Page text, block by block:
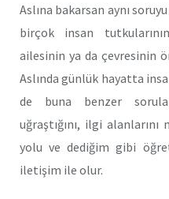
Aslına bakarsan aynı
birçok insan
ailesinin ya da çevresinin
Aslında günlük hayatta
de buna benzer
uğraştığını, ilgi
yolu ve dediğim gibi
iletişim ile olur.